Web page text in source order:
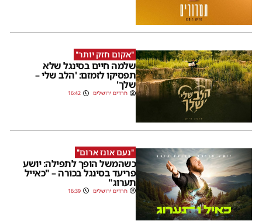
''אקום חזק יותר''
שלמה חיים בסינגל שלא
תפסיקו לזמזם: 'הלב שלי –
שלך'
חרדים ירושלים 16:42
''נעם אונז ארום''
כשהמשל הופך לתפילה: יושע
פריעד בסינגל בכורה – "כאייל
תערוג"
חרדים ירושלים 16:39